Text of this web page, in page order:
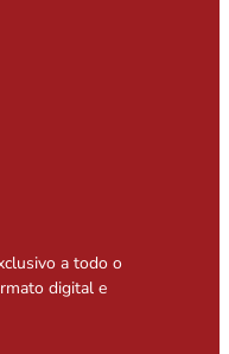
a todo o
digital e